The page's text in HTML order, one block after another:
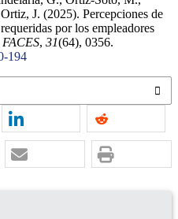
J. (2025). Percepciones de
por los empleadores
FACES, 31(64), 0356.
194